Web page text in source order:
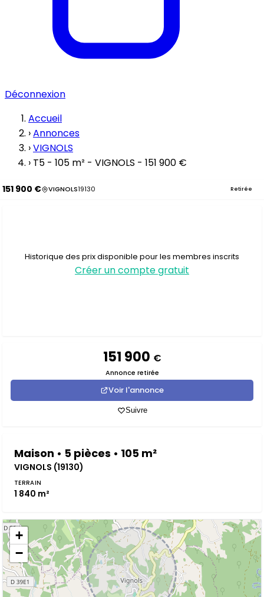
Déconnexion
Accueil
›Annonces
›VIGNOLS
› T5 - 105 m² - VIGNOLS - 151 900 €
151 900 € VIGNOLS19130 Retirée
Historique des prix disponible pour les membres inscrits
Créer un compte gratuit
151 900 €
Annonce retirée
Voir l'annonce
Suivre
Maison • 5 pièces • 105 m²
VIGNOLS (19130)
TERRAIN
1 840 m²
+
−